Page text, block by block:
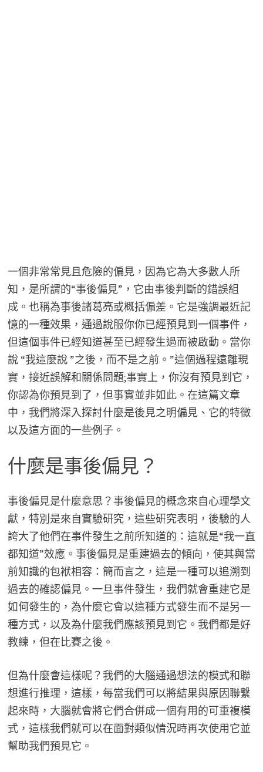
一個非常常見且危險的偏見，因為它為大多數人所
知，是所謂的“事後偏見”，它由事後判斷的錯誤組
成。也稱為事後諸葛亮或概括偏差。它是強調最近記
憶的一種效果，通過說服你你已經預見到一個事件，
但這個事件已經知道甚至已經發生過而被啟動。當你
說 “我這麼說 ”之後，而不是之前。”這個過程遠離現
實，接近誤解和關係問題;事實上，你沒有預見到它，
你認為你預見到了，但事實並非如此。在這篇文章
中，我們將深入探討什麼是後見之明偏見、它的特徵
以及這方面的一些例子。
什麼是事後偏見？
事後偏見是什麼意思？事後偏見的概念來自心理學文
獻，特別是來自實驗研究，這些研究表明，後驗的人
誇大了他們在事件發生之前所知道的：這就是“我一直
都知道”效應。事後偏見是重建過去的傾向，使其與當
前知識的包袱相容：簡而言之，這是一種可以追溯到
過去的確認偏見。一旦事件發生，我們就會重建它是
如何發生的，為什麼它會以這種方式發生而不是另一
種方式，以及為什麼我們應該預見到它。我們都是好
教練，但在比賽之後。
但為什麼會這樣呢？我們的大腦通過想法的模式和聯
想進行推理，這樣，每當我們可以將結果與原因聯繫
起來時，大腦就會將它們合併成一個有用的可重複模
式，這樣我們就可以在面對類似情況時再次使用它並
幫助我們預見它。